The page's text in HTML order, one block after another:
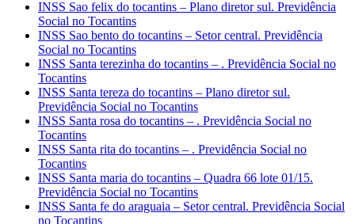
INSS Sao felix do tocantins – Plano diretor sul. Previdência
Social no Tocantins
INSS Sao bento do tocantins – Setor central. Previdência
Social no Tocantins
INSS Santa terezinha do tocantins – . Previdência Social no
Tocantins
INSS Santa tereza do tocantins – Plano diretor sul.
Previdência Social no Tocantins
INSS Santa rosa do tocantins – . Previdência Social no
Tocantins
INSS Santa rita do tocantins – . Previdência Social no
Tocantins
INSS Santa maria do tocantins – Quadra 66 lote 01/15.
Previdência Social no Tocantins
INSS Santa fe do araguaia – Setor central. Previdência Social
no Tocantins